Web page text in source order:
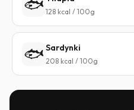
🐟 128 kcal / 100g
🐟 Sardynki
208 kcal / 100g